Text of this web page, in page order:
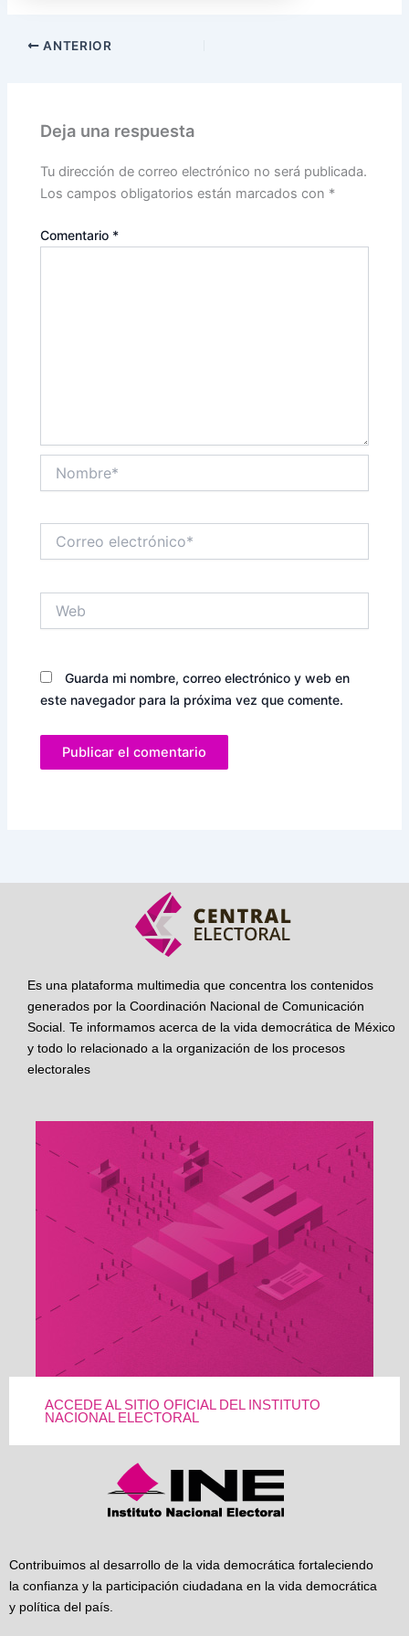
ANTERIOR
Deja una respuesta
Tu dirección de correo electrónico no será publicada.
Los campos obligatorios están marcados con *
Comentario *
electrónico*
Guarda mi nombre, correo electrónico y web en
este navegador para la próxima vez que comente.
Es una plataforma multimedia que concentra los contenidos
generados por la Coordinación Nacional de Comunicación
Social. Te informamos acerca de la vida democrática de México
y todo lo relacionado a la organización de los procesos
electorales
ACCEDE AL SITIO OFICIAL DEL INSTITUTO
NACIONAL ELECTORAL
Contribuimos al desarrollo de la vida democrática fortaleciendo
la confianza y la participación ciudadana en la vida democrática
y política del país.